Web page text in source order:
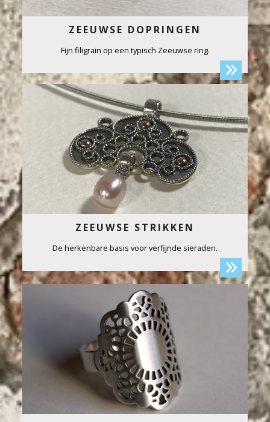
ZEEUWSE DOPRINGEN
Fijn filigrain op een typisch Zeeuwse ring.
ZEEUWSE STRIKKEN
De herkenbare basis voor verfijnde sieraden.